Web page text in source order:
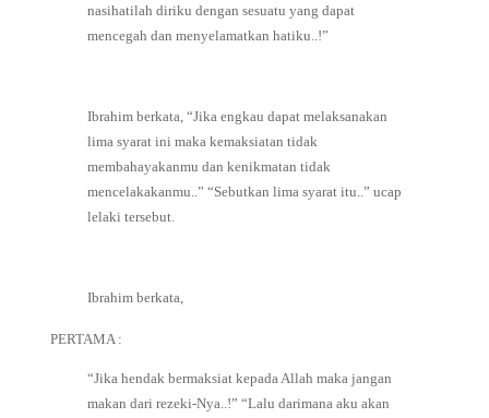
nasihatilah diriku dengan sesuatu yang dapat
mencegah dan menyelamatkan hatiku..!”
Ibrahim berkata,⁣ “Jika engkau dapat melaksanakan
lima syarat ini maka kemaksiatan tidak
membahayakanmu dan kenikmatan tidak
mencelakakanmu..”⁣ “Sebutkan lima syarat itu..” ucap
lelaki tersebut.⁣
Ibrahim berkata,⁣
PERTAMA :⁣
“Jika hendak bermaksiat kepada Allah maka jangan
makan dari rezeki-Nya..!”⁣ㅤ⁣ “Lalu darimana aku akan